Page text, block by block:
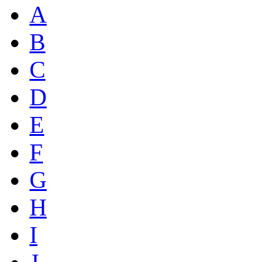
A
B
C
D
E
F
G
H
I